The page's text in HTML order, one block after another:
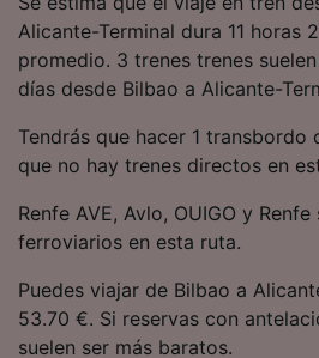
Alicante-Terminal dura 11 horas
promedio. 3 trenes trenes
días desde Bilbao a Alicante-
Tendrás que hacer 1 transbordo
que no hay trenes directos en
Renfe AVE, Avlo, OUIGO y
ferroviarios en esta ruta.
Puedes viajar de Bilbao a
53.70 €. Si reservas con
suelen ser más baratos.
precisa. Analizar
características del
identificación. Almacenar la
dispositivo y/o acceder a
publicidad y contenido,
audiencia y desarrollo de
Lista de asociados